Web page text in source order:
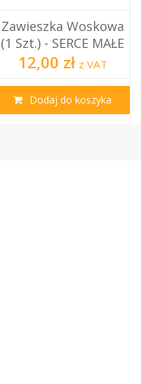
Zawieszka Woskowa
(1 Szt.) - SERCE MAŁE
12,00 zł z VAT
Dodaj do koszyka